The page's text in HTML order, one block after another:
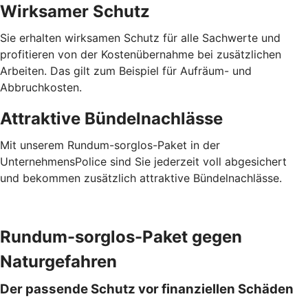
Wirksamer Schutz
Sie erhalten wirksamen Schutz für alle Sachwerte und
profitieren von der Kostenübernahme bei zusätzlichen
Arbeiten. Das gilt zum Beispiel für Aufräum- und
Abbruchkosten.
Attraktive Bündelnachlässe
Mit unserem Rundum-sorglos-Paket in der
UnternehmensPolice sind Sie jederzeit voll abgesichert
und bekommen zusätzlich attraktive Bündelnachlässe.
Rundum-sorglos-Paket gegen
Naturgefahren
Der passende Schutz vor finanziellen Schäden